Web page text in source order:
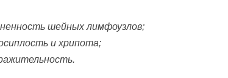
шейных лимфоузлов;
и хрипота;